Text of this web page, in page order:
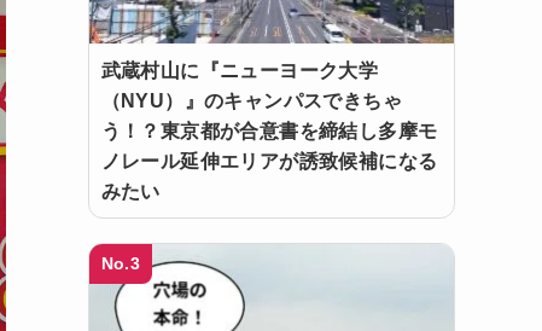
武蔵村山に『ニューヨーク大学
（NYU）』のキャンパスできちゃ
う！？東京都が合意書を締結し多摩モ
ノレール延伸エリアが誘致候補になる
みたい
No.3